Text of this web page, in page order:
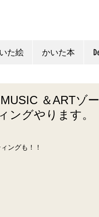
た絵 かいた本
＆ARTゾー
ングやります。
ングも！！